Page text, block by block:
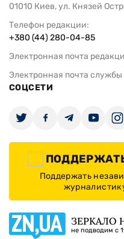
01010 Киев, ул. Князей
Телефон редакции:
+380 (44) 280-04-85
Электронная почта
Электронная почта службы
СОЦСЕТИ
Поддержать
ЗЕРКАЛО
не подводим с